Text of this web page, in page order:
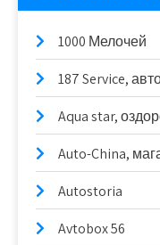
1000 Мелочей
187 Service,
Aqua star,
Auto-China,
Autostoria
Avtobox 56